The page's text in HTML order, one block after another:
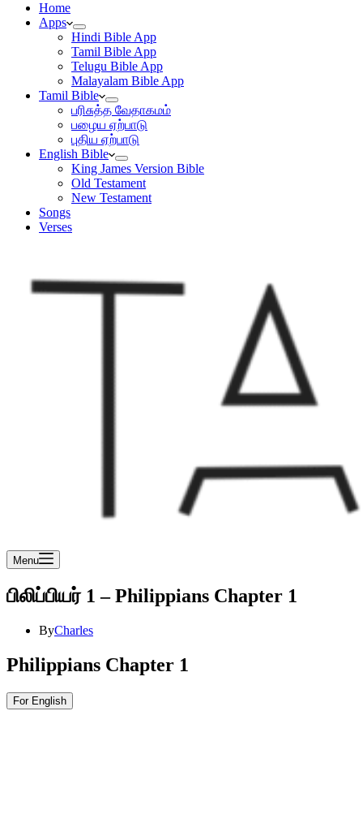
Home
Apps
Hindi Bible App
Tamil Bible App
Telugu Bible App
Malayalam Bible App
Tamil Bible
பரிசுத்த வேதாகமம்
பழைய ஏற்பாடு
புதிய ஏற்பாடு
English Bible
King James Version Bible
Old Testament
New Testament
Songs
Verses
Menu
பிலிப்பியர் 1 – Philippians Chapter 1
ByCharles
Philippians Chapter 1
For English